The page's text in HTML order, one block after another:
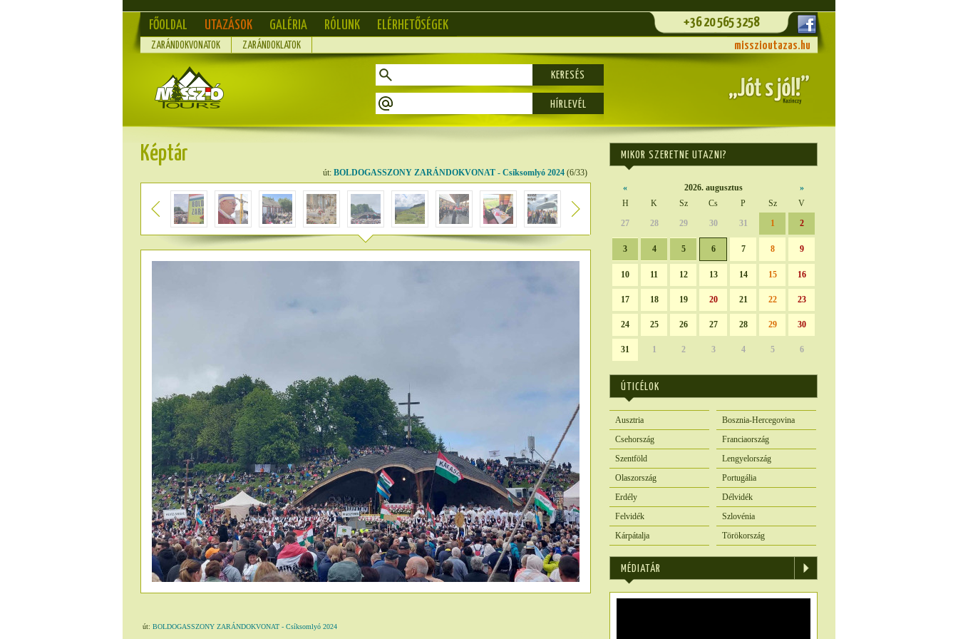
FŐOLDAL UTAZÁSOK GALÉRIA RÓLUNK ELÉRHETŐSÉGEK +36 20 565 3258
ZARÁNDOKVONATOK ZARÁNDOKLATOK misszioutazas.hu
KERESÉS
Képtár
út: BOLDOGASSZONY ZARÁNDOKVONAT - Csíksomlyó 2024 (6/33)
út: BOLDOGASSZONY ZARÁNDOKVONAT - Csíksomlyó 2024
MIKOR SZERETNE UTAZNI?
« 2026. augusztus
»
H
K Sz Cs P Sz
V
27
28 29 30 31 1 2
3 4 5 6 7 8 9
10 11 12 13 14 15 16
17 18 19 20 21 22 23
24 25 26 27 28 29 30
31 1 2 3 4 5 6
ÚTICÉLOK
Ausztria
Bosznia-Hercegovina
Csehország
Franciaország
Szentföld
Lengyelország
Olaszország
Portugália
Erdély
Délvidék
Felvidék
Szlovénia
Kárpátalja
Törökország
MÉDIATÁR